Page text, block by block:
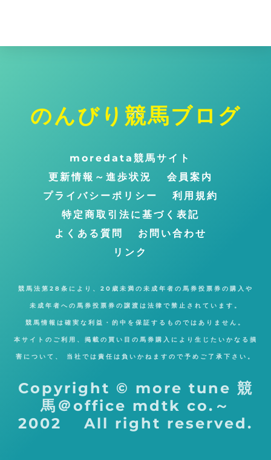
ト
のんびり競馬ブログ
moredata競馬サイト
更新情報～進歩状況
会員案内
プライバシーポリシー
利用規約
特定商取引法に基づく表記
よくある質問
お問い合わせ
リンク
競馬法第28条により、20歳未満の未成年者の馬券投票券の購入や
未成年者への馬券投票券の譲渡は法律で禁止されています。
競馬情報は確実な利益・的中を保証するものではありません。
本サイトのご利用、掲載の買い目の馬券購入により生じたいかなる損
害について、 当社では責任は負いかねますので予めご了承下さい。
Copyright © more tune 競
馬＠office mdtk co.～
2002 All right reserved.